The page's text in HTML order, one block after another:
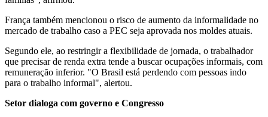
França também mencionou o risco de aumento da informalidade no
mercado de trabalho caso a PEC seja aprovada nos moldes atuais.
Segundo ele, ao restringir a flexibilidade de jornada, o trabalhador
que precisar de renda extra tende a buscar ocupações informais, com
remuneração inferior. "O Brasil está perdendo com pessoas indo
para o trabalho informal", alertou.
Setor dialoga com governo e Congresso